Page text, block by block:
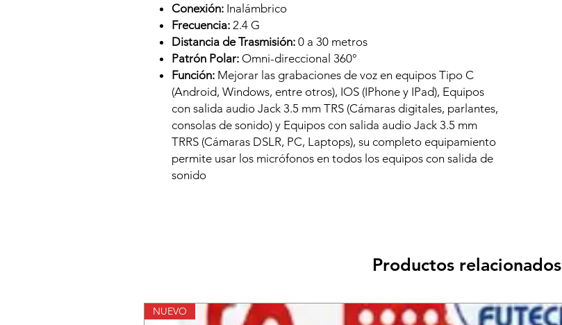
Conexión: Inalámbrico
Frecuencia: 2.4 G
Distancia de Trasmisión: 0 a 30 metros
Patrón Polar: Omni-direccional 360°
Función: Mejorar las grabaciones de voz en equipos Tipo C
(Android, Windows, entre otros), IOS (IPhone y IPad), Equipos
con salida audio Jack 3.5 mm TRS (Cámaras digitales, parlantes,
consolas de sonido) y Equipos con salida audio Jack 3.5 mm
TRRS (Cámaras DSLR, PC, Laptops), su completo equipamiento
permite usar los micrófonos en todos los equipos con salida de
sonido
Productos relacionados
NUEVO